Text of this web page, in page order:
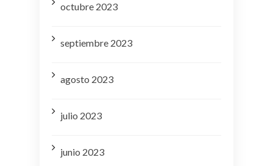
octubre 2023
septiembre 2023
agosto 2023
julio 2023
junio 2023